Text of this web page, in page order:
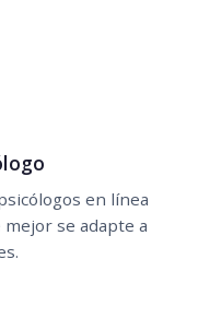
en línea
se adapte a